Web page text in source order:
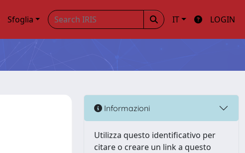
Sfoglia IT LOGIN
Informazioni
Utilizza questo identificativo per
citare o creare un link a questo